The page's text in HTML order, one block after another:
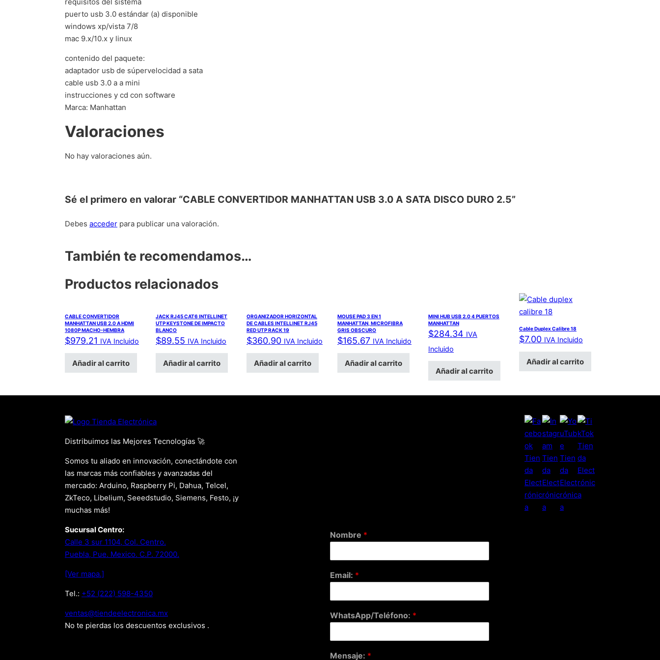
puerto usb 3.0 estándar (a) disponible
windows xp/vista 7/8
mac 9.x/10.x y linux
contenido del paquete:
adaptador usb de súpervelocidad a sata
cable usb 3.0 a a mini
instrucciones y cd con software
Marca: Manhattan
Valoraciones
No hay valoraciones aún.
Sé el primero en valorar “CABLE CONVERTIDOR MANHATTAN USB 3.0 A SATA DISCO DURO 2.5”
Debes acceder para publicar una valoración.
También te recomendamos…
Productos relacionados
CABLE CONVERTIDOR
MANHATTAN USB 2.0 A HDMI
1080P MACHO-HEMBRA
$979.21 IVA Incluido
Añadir al carrito
JACK RJ45 CAT6 INTELLINET
UTP KEYSTONE DE IMPACTO
BLANCO
$89.55 IVA Incluido
Añadir al carrito
ORGANIZADOR HORIZONTAL
DE CABLES INTELLINET RJ45
RED UTP RACK 19
$360.90 IVA Incluido
Añadir al carrito
MOUSE PAD 3 EN 1
MANHATTAN, MICROFIBRA
GRIS OBSCURO
$165.67 IVA Incluido
Añadir al carrito
MINI HUB USB 2.0 4 PUERTOS
MANHATTAN
$284.34 IVA
Incluido
Añadir al carrito
Cable Duplex Calibre 18
$7.00 IVA Incluido
Añadir al carrito
Distribuimos las Mejores Tecnologías 🚀
Somos tu aliado en innovación, conectándote con
las marcas más confiables y avanzadas del
mercado: Arduino, Raspberry Pi, Dahua, Telcel,
ZkTeco, Libelium, Seeedstudio, Siemens, Festo, ¡y
muchas más!
Sucursal Centro:
Calle 3 sur 1104, Col. Centro.
Puebla, Pue. Mexico. C.P. 72000.
[Ver mapa.]
Tel.: +52 (222) 598-4350
xm.acinortceleedneit@satnev
No te pierdas los descuentos exclusivos .
Nombre *
Email: *
WhatsApp/Teléfono: *
Mensaje: *